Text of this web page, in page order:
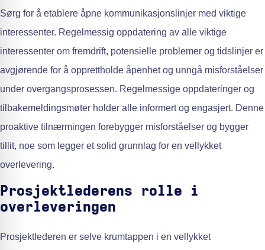
Sørg for å etablere åpne kommunikasjonslinjer med viktige
interessenter. Regelmessig oppdatering av alle viktige
interessenter om fremdrift, potensielle problemer og tidslinjer er
avgjørende for å opprettholde åpenhet og unngå misforståelser
under overgangsprosessen. Regelmessige oppdateringer og
tilbakemeldingsmøter holder alle informert og engasjert. Denne
proaktive tilnærmingen forebygger misforståelser og bygger
tillit, noe som legger et solid grunnlag for en vellykket
overlevering.
Prosjektlederens rolle i
overleveringen
Prosjektlederen er selve krumtappen i en vellykket